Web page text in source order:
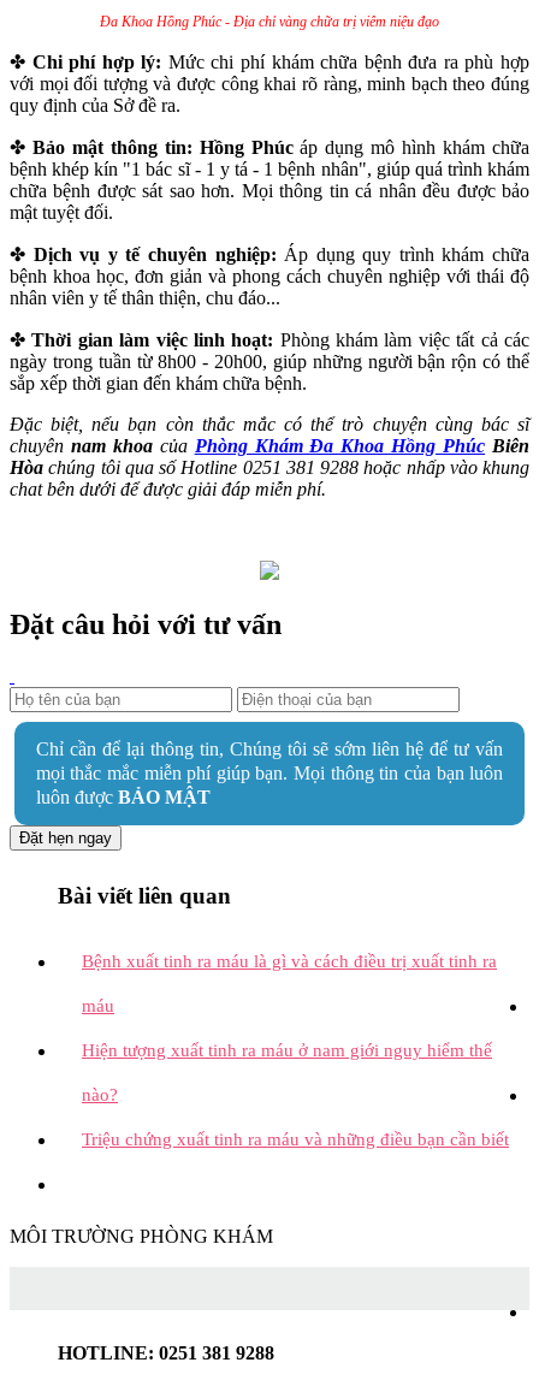
Đa Khoa Hồng Phúc - Địa chỉ vàng chữa trị viêm niệu đạo
✤ Chi phí hợp lý: Mức chi phí khám chữa bệnh đưa ra phù hợp
với mọi đối tượng và được công khai rõ ràng, minh bạch theo đúng
quy định của Sở đề ra.
✤ Bảo mật thông tin: Hồng Phúcáp dụng mô hình khám chữa
bệnh khép kín "1 bác sĩ - 1 y tá - 1 bệnh nhân", giúp quá trình khám
chữa bệnh được sát sao hơn. Mọi thông tin cá nhân đều được bảo
mật tuyệt đối.
✤ Dịch vụ y tế chuyên nghiệp: Áp dụng quy trình khám chữa
bệnh khoa học, đơn giản và phong cách chuyên nghiệp với thái độ
nhân viên y tế thân thiện, chu đáo...
✤ Thời gian làm việc linh hoạt: Phòng khám làm việc tất cả các
ngày trong tuần từ 8h00 - 20h00, giúp những người bận rộn có thể
sắp xếp thời gian đến khám chữa bệnh.
Đặc biệt, nếu bạn còn thắc mắc có thể trò chuyện cùng bác sĩ
chuyên nam khoacủa Phòng Khám Đa Khoa Hồng Phúc Biên
Hòa chúng tôi qua số Hotline 0251 381 9288 hoặc nhấp vào khung
chat bên dưới để được giải đáp miễn phí.
Đặt câu hỏi với tư vấn
Chỉ cần để lại thông tin, Chúng tôi sẽ sớm liên hệ để tư vấn
mọi thắc mắc miễn phí giúp bạn. Mọi thông tin của bạn luôn
luôn được BẢO MẬT
Đặt hẹn ngay
Bài viết liên quan
Bệnh xuất tinh ra máu là gì và cách điều trị xuất tinh ra
máu
Hiện tượng xuất tinh ra máu ở nam giới nguy hiểm thế
nào?
Triệu chứng xuất tinh ra máu và những điều bạn cần biết
MÔI TRƯỜNG PHÒNG KHÁM
HOTLINE: 0251 381 9288